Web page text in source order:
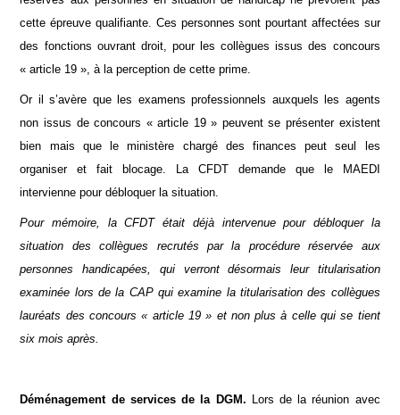
cette épreuve qualifiante. Ces personnes sont pourtant affectées sur
des fonctions ouvrant droit, pour les collègues issus des concours
« article 19 », à la perception de cette prime.
Or il s’avère que les examens professionnels auxquels les agents
non issus de concours « article 19 » peuvent se présenter existent
bien mais que le ministère chargé des finances peut seul les
organiser et fait blocage. La CFDT demande que le MAEDI
intervienne pour débloquer la situation.
Pour mémoire, la CFDT était déjà intervenue pour débloquer la
situation des collègues recrutés par la procédure réservée aux
personnes handicapées, qui verront désormais leur titularisation
examinée lors de la CAP qui examine la titularisation des collègues
lauréats des concours « article 19 » et non plus à celle qui se tient
six mois après.
Déménagement de services de la DGM. Lors de la réunion avec